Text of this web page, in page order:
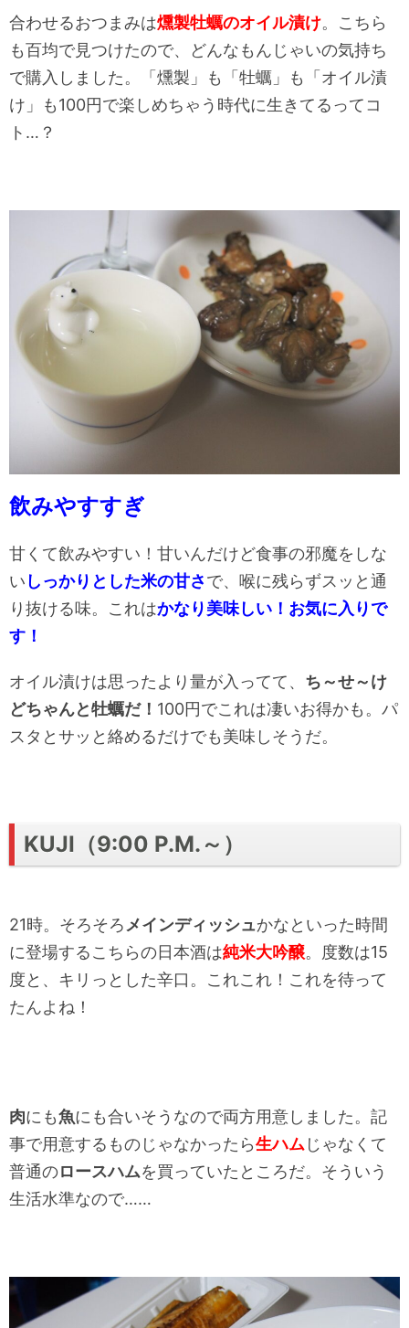
合わせるおつまみは燻製牡蠣のオイル漬け。こちら
も百均で見つけたので、どんなもんじゃいの気持ち
で購入しました。「燻製」も「牡蠣」も「オイル漬
け」も100円で楽しめちゃう時代に生きてるってコ
ト…？
飲みやすすぎ
甘くて飲みやすい！甘いんだけど食事の邪魔をしな
い しっかりとした米の甘さで、喉に残らずスッと通
り抜ける味。これはかなり美味しい！お気に入りで
す！
オイル漬けは思ったより量が入ってて、 ち～せ～け
どちゃんと牡蠣だ！ 100円でこれは凄いお得かも。パ
スタとサッと絡めるだけでも美味しそうだ。
KUJI（9:00 P.M.～）
21時。そろそろ メインディッシュかなといった時間
に登場するこちらの日本酒は純米大吟醸。度数は15
度と、キリっとした辛口。これこれ！これを待って
たんよね！
肉にも魚にも合いそうなので両方用意しました。記
事で用意するものじゃなかったら生ハム じゃなくて
普通のロースハムを買っていたところだ。そういう
生活水準なので……